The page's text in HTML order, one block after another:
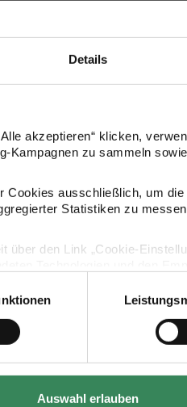
Details
akzeptieren“ klicken,
Kampagnen zu sammeln
Cookies ausschließlich, um
Statistiken zu
über den Link „Cookie-
Auswahl erlauben
Schultüte